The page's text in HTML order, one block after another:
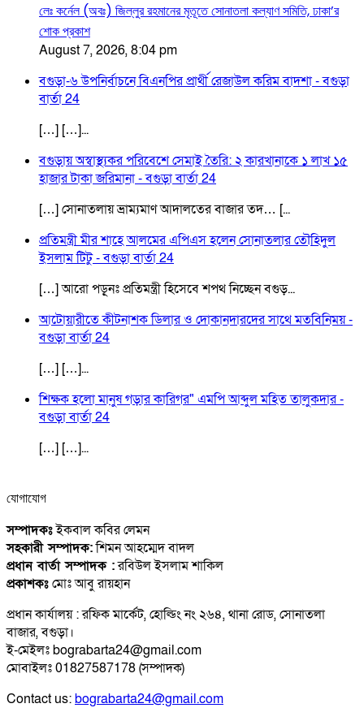
লেঃ কর্নেল (অবঃ) জিল্লুর রহমানের মৃতূতে সোনাতলা কল্যাণ সমিতি, ঢাকা’র
শোক প্রকাশ
August 7, 2026, 8:04 pm
বগুড়া-৬ উপনির্বাচনে বিএনপির প্রার্থী রেজাউল করিম বাদশা - বগুড়া
বার্তা 24
[…] […]...
বগুড়ায় অস্বাস্থ্যকর পরিবেশে সেমাই তৈরি: ২ কারখানাকে ১ লাখ ১৫
হাজার টাকা জরিমানা - বগুড়া বার্তা 24
[…] সোনাতলায় ভ্রাম্যমাণ আদালতের বাজার তদ… [...
প্রতিমন্ত্রী মীর শাহে আলমের এপিএস হলেন সোনাতলার তৌহিদুল
ইসলাম টিটু - বগুড়া বার্তা 24
[…] আরো পড়ূনঃ প্রতিমন্ত্রী হিসেবে শপথ নিচ্ছেন বগুড়...
আটোয়ারীতে কীটনাশক ডিলার ও দোকানদারদের সাথে মতবিনিময় -
বগুড়া বার্তা 24
[…] […]...
শিক্ষক হলো মানুষ গড়ার কারিগর" এমপি আব্দুল মহিত তালুকদার -
বগুড়া বার্তা 24
[…] […]...
যোগাযোগ
সম্পাদকঃইকবাল কবির লেমন
সহকারী সম্পাদক:শিমন আহম্মেদ বাদল
প্রধান বার্তা সম্পাদক :রবিউল ইসলাম শাকিল
প্রকাশকঃমোঃ আবু রায়হান
প্রধান কার্যালয় : রফিক মার্কেট, হোল্ডিং নং ২৬৪, থানা রোড, সোনাতলা
বাজার, বগুড়া।
ই-মেইলঃ bograbarta24@gmail.com
মোবাইলঃ 01827587178 (সম্পাদক)
Contact us:bograbarta24@gmail.com